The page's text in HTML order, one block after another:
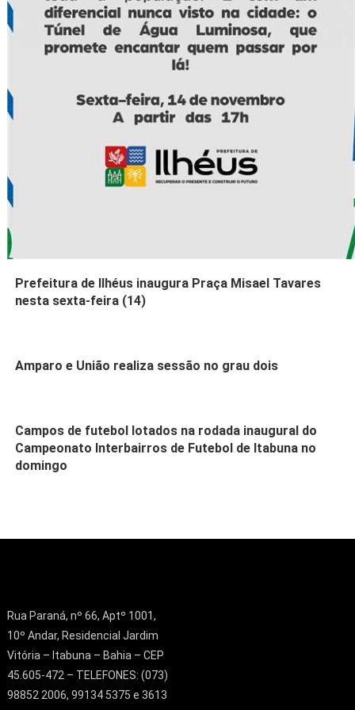
Prefeitura de Ilhéus inaugura Praça Misael Tavares
nesta sexta-feira (14)
Amparo e União realiza sessão no grau dois
Campos de futebol lotados na rodada inaugural do
Campeonato Interbairros de Futebol de Itabuna no
domingo
Rua Paraná, nº 66, Aptº 1001,
10º Andar, Residencial Jardim
Vitória – Itabuna – Bahia – CEP
45.605-472 – TELEFONES: (073)
98852 2006, 99134 5375 e 3613